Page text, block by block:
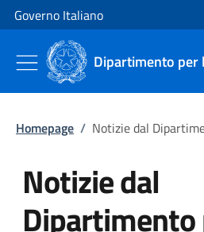
Vai al contenuto
Vai alla navigazione del sito
Governo Italiano
Dipartimento per
Homepage / Notizie dal
Notizie dal
Dipartimento